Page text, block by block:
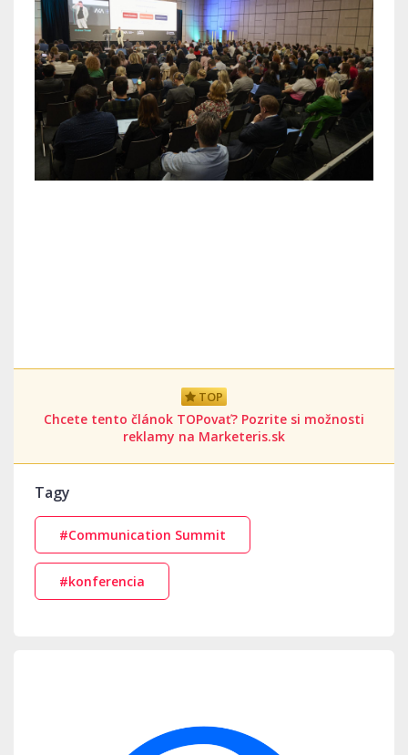
TOP
Chcete tento článok TOPovať? Pozrite si možnosti
reklamy na Marketeris.sk
Tagy
#Communication Summit
#konferencia